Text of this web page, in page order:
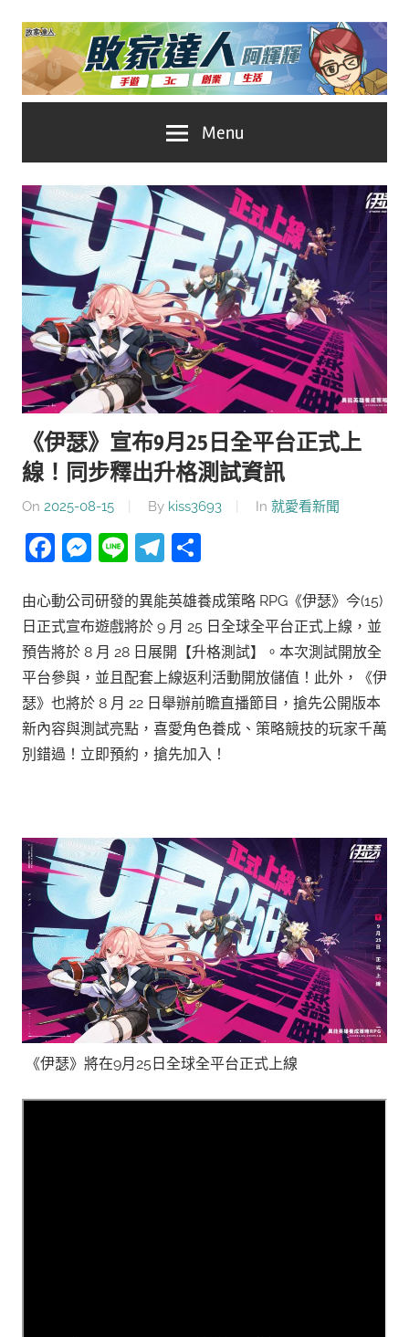
Skip
content
家
達
人
推
薦
No.1
遊
戲
科
技
體。
Menu
《伊瑟》宣布9月25日全平台正式上
線！同步釋出升格測試資訊
On 2025-08-15 By kiss3693 In 就愛看新聞
Facebook
Messenger
LineTelegram
由心動公司研發的異能英雄養成策略 RPG《伊瑟》今(15)
日正式宣布遊戲將於 9 月 25 日全球全平台正式上線，並
預告將於 8 月 28 日展開【升格測試】。本次測試開放全
平台參與，並且配套上線返利活動開放儲值！此外，《伊
瑟》也將於 8 月 22 日舉辦前瞻直播節目，搶先公開版本
新內容與測試亮點，喜愛角色養成、策略競技的玩家千萬
別錯過！立即預約，搶先加入！
《伊瑟》將在9月25日全球全平台正式上線